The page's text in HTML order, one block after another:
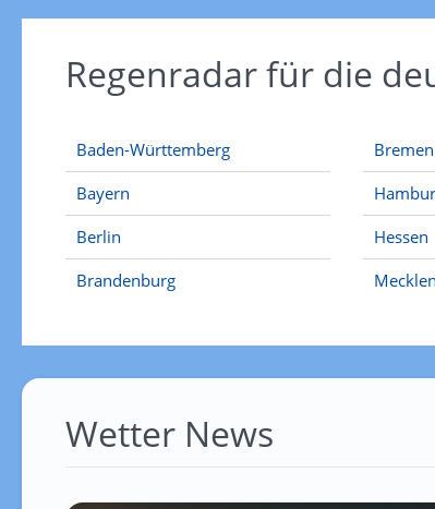
Regenradar für die
Baden-Württemberg
Bayern
Berlin
Brandenburg
Bremen
Hessen
Wetter News